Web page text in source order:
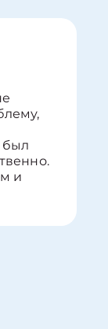
был
и